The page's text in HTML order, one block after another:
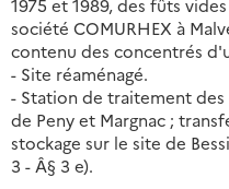
1975 et 1989, des fûts
société COMURHEX à
contenu des concentrés
- Site réaménagé.
- Station de traitement des
de Peny et Margnac ;
stockage sur le site de
3 - Â§ 3 e).